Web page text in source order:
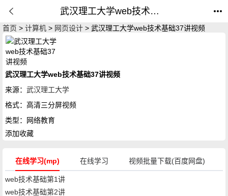
武汉理工大学web技术基础37讲视频_网络教育_公开课网
首页 > 计算机 > 网页设计 > 武汉理工大学web技术基础37讲视频
武汉理工大学web技术基础37讲视频
来源： 武汉理工大学
格式： 高清三分屏视频
类型：
网络教育
添加收藏
在线学习(mp) 在线学习 视频批量下载(百度网盘)
web技术基础第1讲
web技术基础第2讲